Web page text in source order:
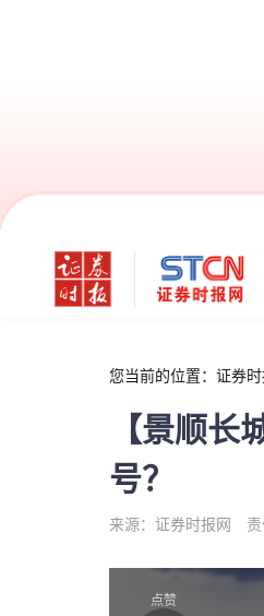
您当前的位置： 证券
【景顺
号？
来源：证券时报网
点赞